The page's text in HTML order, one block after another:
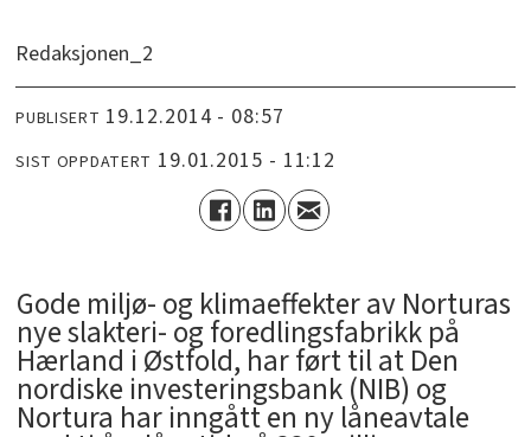
Redaksjonen_2
PUBLISERT 19.12.2014 - 08:57
SIST OPPDATERT 19.01.2015 - 11:12
Gode miljø- og klimaeffekter av Norturas
nye slakteri- og foredlingsfabrikk på
Hærland i Østfold, har ført til at Den
nordiske investeringsbank (NIB) og
Nortura har inngått en ny låneavtale